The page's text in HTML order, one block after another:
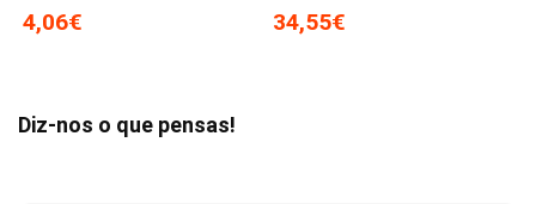
4,06€ 34,55€
Diz-nos o que pensas!